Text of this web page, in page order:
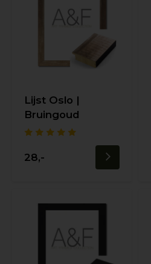
Lijst Oslo |
Bruingoud
28,-